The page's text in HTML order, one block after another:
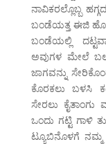
ನಾವಿಕರಲ್ಲೊಬ್ಬ
ಬಂಡೆಯತ್ತ ಈಜಿ
ಬಂಡೆಯಲ್ಲಿ
ಅವುಗಳ ಮೇಲೆ
ಜಾಗವನ್ನು
ಕೊರಕಲು ಬಳಸಿ
ಸೇರಲು
ಒಂದು ಗಟ್ಟಿ ಗಾಳಿ
ಟ್ಯೂಬಿನೊಳಗೆ ನಮ್ಮ